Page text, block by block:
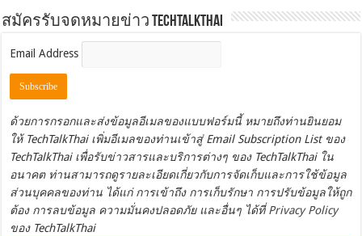
สมัครรับจดหมายข่าว TechTalkThai
Email Address
ด้วยการกรอกและส่งข้อมูลอีเมลของแบบฟอร์มนี้ หมายถึงท่านยินยอม
ให้ TechTalkThai เพิ่มอีเมลของท่านเข้าสู่ Email Subscription List ของ
TechTalkThai เพื่อรับข่าวสารและบริการต่างๆ ของ TechTalkThai ใน
อนาคต ท่านสามารถดูรายละเอียดเกี่ยวกับการจัดเก็บและการใช้ข้อมูล
ส่วนบุคคลของท่าน ได้แก่ การเข้าถึง การเก็บรักษา การปรับข้อมูลให้ถูก
ต้อง การลบข้อมูล ความมั่นคงปลอดภัย และอื่นๆ ได้ที่Privacy Policy
ของ TechTalkThai